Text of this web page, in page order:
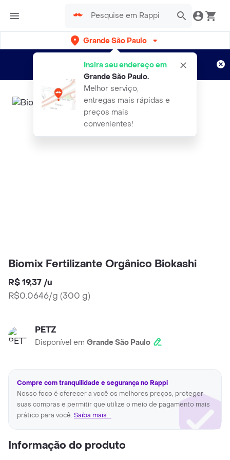
Grande São Paulo
Insira seu endereço em
Grande São Paulo.
Melhor serviço,
entregas mais rápidas e
preços mais
convenientes!
Entregas grátis por 15 dias!
Aplicam T&C
Biomix Fertilizante Orgânico Biokashi
R$ 19,37 /u
R$0.0646/g (300 g)
PETZ
Disponível em Grande São Paulo
Compre com tranquilidade e segurança no Rappi
Nosso foco é oferecer a você os melhores preços, proteger
suas compras e permitir que utilize o meio de pagamento mais
prático para você. Saiba mais...
Informação do produto